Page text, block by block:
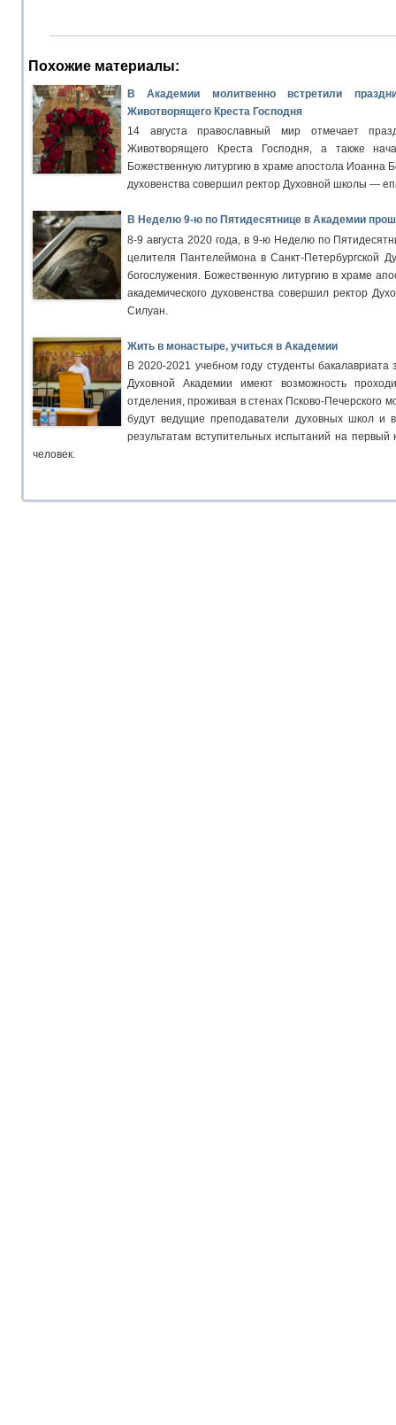
Похожие материалы:
В Академии молитвенно встретили
Животворящего Креста Господня
14 августа православный мир отмечает
Животворящего Креста Господня, а также
Божественную литургию в храме апостола Иоанна
духовенства совершил ректор Духовной школы —
В Неделю 9-ю по Пятидесятнице в Академии
8-9 августа 2020 года, в 9-ю Неделю по
целителя Пантелеймона в Санкт-Петербургской
богослужения. Божественную литургию в храме
академического духовенства совершил ректор
Силуан.
Жить в монастыре, учиться в Академии
В 2020-2021 учебном году студенты бакалавриата
Духовной Академии имеют возможность
отделения, проживая в стенах Псково-Печерского
будут ведущие преподаватели духовных школ и
результатам вступительных испытаний на
человек.